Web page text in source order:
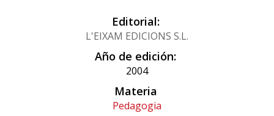
Editorial:
L'EIXAM EDICIONS S.L.
Año de edición:
2004
Materia
Pedagogia